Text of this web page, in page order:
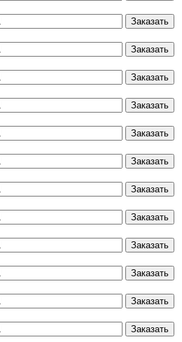
Заказать
Заказать
Заказать
Заказать
Заказать
Заказать
Заказать
Заказать
Заказать
Заказать
Заказать
Заказать